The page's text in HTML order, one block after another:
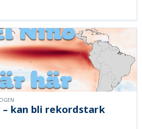
– kan bli rekordstark